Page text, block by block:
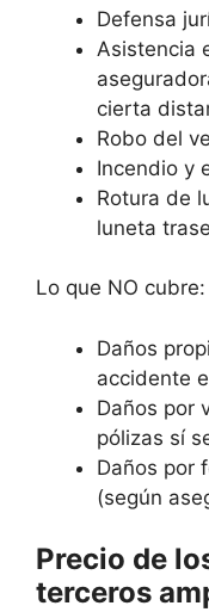
Defensa
Asistencia
cierta
Robo del
Incendio y
Rotura de
luneta
Lo que NO cubre:
Daños
accidente
Daños por
pólizas sí
Daños por
(según
Precio de
terceros